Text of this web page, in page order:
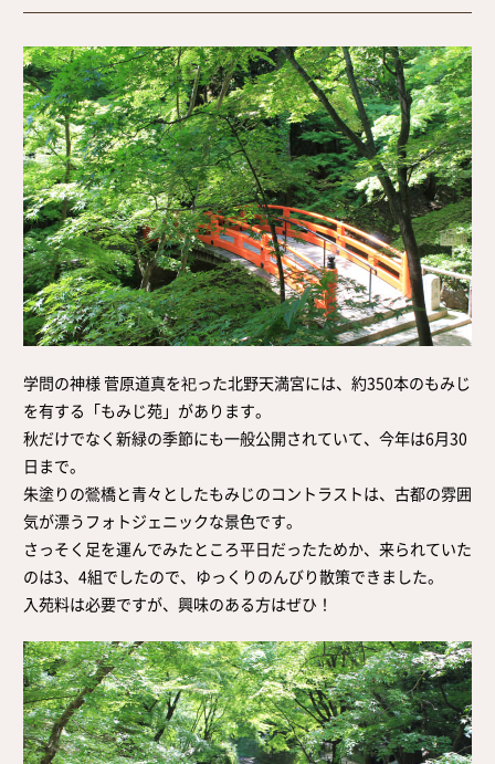
学問の神様 菅原道真を祀った北野天満宮には、約350本のもみじ
を有する「もみじ苑」があります。
秋だけでなく新緑の季節にも一般公開されていて、今年は6月30
日まで。
朱塗りの鶯橋と青々としたもみじのコントラストは、古都の雰囲
気が漂うフォトジェニックな景色です。
さっそく足を運んでみたところ平日だったためか、来られていた
のは3、4組でしたので、ゆっくりのんびり散策できました。
入苑料は必要ですが、興味のある方はぜひ！